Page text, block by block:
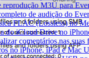
reprodução M3U para
de audição do
FLAC (Lossless) no
do iCloud Drive no
comentários nas
no iPhone, iPad e Mac